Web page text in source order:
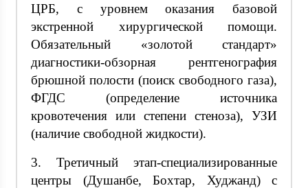
ЦРБ, с уровнем оказания базовой
экстренной хирургической помощи.
Обязательный «золотой стандарт»
диагностики-обзорная рентгенография
брюшной полости (поиск свободного газа),
ФГДС (определение источника
кровотечения или степени стеноза), УЗИ
(наличие свободной жидкости).
3. Третичный этап-специализированные
центры (Душанбе, Бохтар, Худжанд) с